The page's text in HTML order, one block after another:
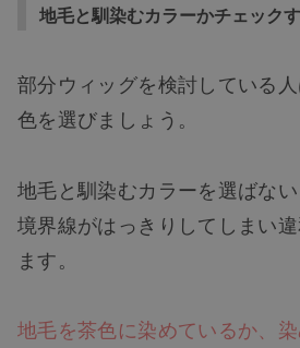
地毛と馴染むカラーかチェック
部分ウィッグを検討している
色を選びましょう。
地毛と馴染むカラーを選ばな
境界線がはっきりしてしまい
ます。
地毛を茶色に染めているか、